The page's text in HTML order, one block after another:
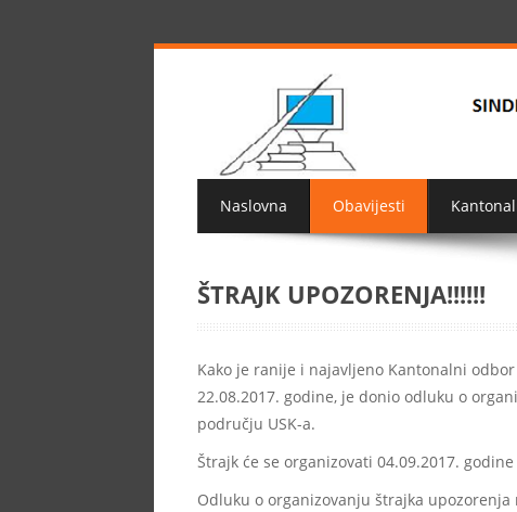
Naslovna Obavijesti
ŠTRAJK UPOZORENJA!!!!!!
Kako je ranije i najavljeno Kantonalni odbor
22.08.2017. godine, je donio odluku o
području USK-a.
Štrajk će se organizovati 04.09.2017.
Odluku o organizovanju štrajka